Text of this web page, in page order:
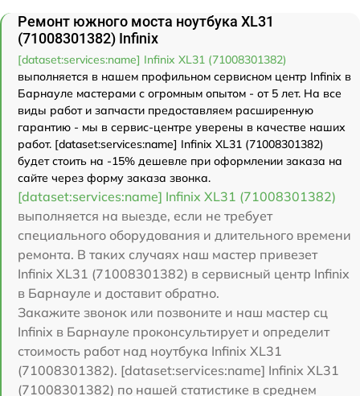
Ремонт южного моста ноутбука XL31
(71008301382) Infinix
[dataset:services:name] Infinix XL31 (71008301382)
выполняется в нашем профильном сервисном центр Infinix в
Барнауле мастерами с огромным опытом - от 5 лет. На все
виды работ и запчасти предоставляем расширенную
гарантию - мы в сервис-центре уверены в качестве наших
работ. [dataset:services:name] Infinix XL31 (71008301382)
будет стоить на -15% дешевле при оформлении заказа на
сайте через форму заказа звонка.
[dataset:services:name] Infinix XL31 (71008301382)
выполняется на выезде, если не требует
специального оборудования и длительного времени
ремонта. В таких случаях наш мастер привезет
Infinix XL31 (71008301382) в сервисный центр Infinix
в Барнауле и доставит обратно.
Закажите звонок или позвоните и наш мастер сц
Infinix в Барнауле проконсультирует и определит
стоимость работ над ноутбука Infinix XL31
(71008301382). [dataset:services:name] Infinix XL31
(71008301382) по нашей статистике в среднем